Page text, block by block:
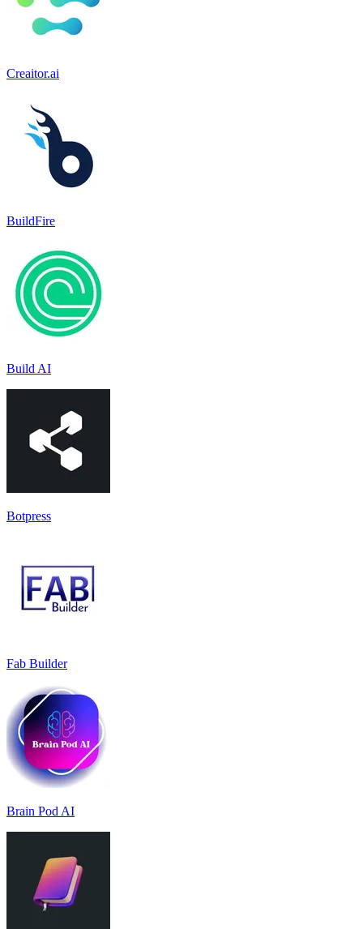
Creaitor.ai
BuildFire
Build AI
Botpress
Fab Builder
Brain Pod AI